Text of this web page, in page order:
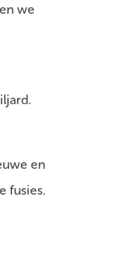
we
en
fusies.